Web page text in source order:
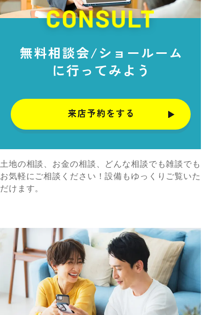
土地の相談、お金の相談、どんな相談でも雑談でも
お気軽にご相談ください！設備もゆっくりご覧いた
だけます。